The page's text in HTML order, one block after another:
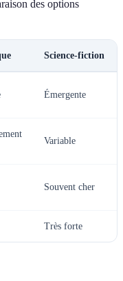
des options
Science-fiction
Émergente
Variable
Souvent cher
Très forte